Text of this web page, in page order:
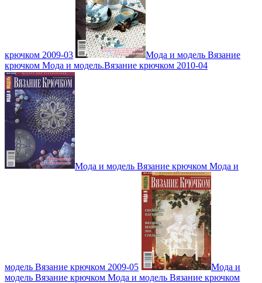
крючком 2009-03
Мода и модель Вязание
крючком Мода и модель.Вязание крючком 2010-04
Мода и модель Вязание крючком Мода и
модель Вязание крючком 2009-05
Мода и
модель Вязание крючком Мода и модель Вязание крючком